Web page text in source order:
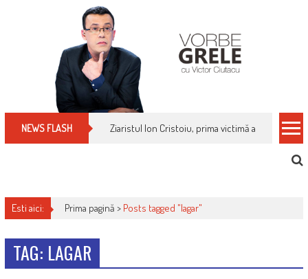
NEWS FLASH Ziaristul Ion Cristoiu, prima victimă a noi
Esti aici: Prima pagină > Posts tagged "lagar"
TAG: LAGAR